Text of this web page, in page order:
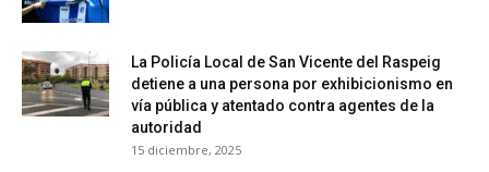
La Policía Local de San Vicente del Raspeig
detiene a una persona por exhibicionismo en
vía pública y atentado contra agentes de la
autoridad
15 diciembre, 2025